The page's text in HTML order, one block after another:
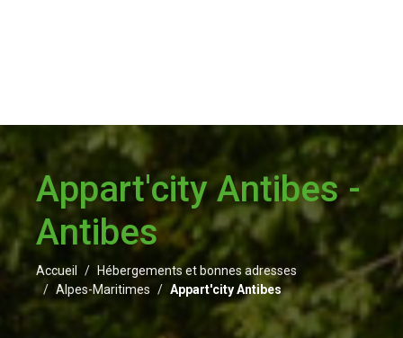
Appart'city Antibes -
Antibes
Accueil
Hébergements et bonnes adresses
Alpes-Maritimes
Appart'city Antibes